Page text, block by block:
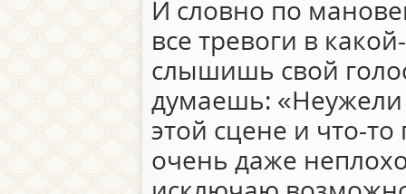
И словно по
все тревоги в
слышишь свой
думаешь: «Неужели
этой сцене и что-
очень даже